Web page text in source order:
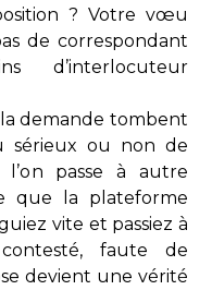
? Votre vœu
de correspondant
d’interlocuteur
demande tombent
sérieux ou non de
l’on passe à autre
que la plateforme
vite et passiez à
faute de
devient une vérité